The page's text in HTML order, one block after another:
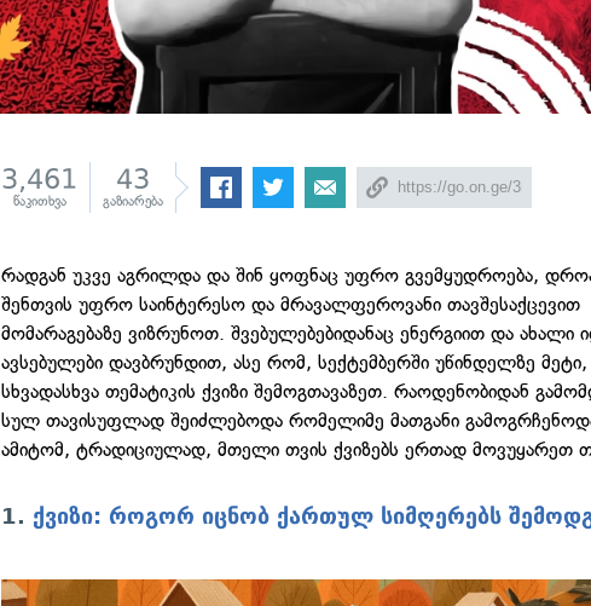
3,461
წაკითხვა
43
გაზიარება
რადგან უკვე აგრილდა და შინ ყოფნაც უფრო გვემყუდროება,
შენთვის უფრო საინტერესო და მრავალფეროვანი თავშესაქცევით
მომარაგებაზე ვიზრუნოთ. შვებულებებიდანაც ენერგიით და ახალი
ავსებულები დავბრუნდით, ასე რომ, სექტემბერში უწინდელზე მეტი,
სხვადასხვა თემატიკის ქვიზი შემოგთავაზეთ. რაოდენობიდან
სულ თავისუფლად შეიძლებოდა რომელიმე მათგანი
ამიტომ, ტრადიციულად, მთელი თვის ქვიზებს ერთად მოვუყარეთ
1. ქვიზი: როგორ იცნობ ქართულ სიმღერებს